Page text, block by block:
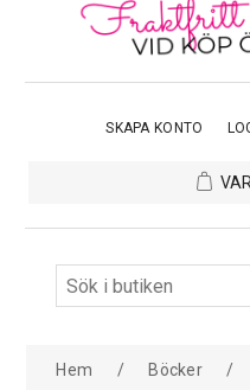
SKAPA KONTO
Hem / Böcker /